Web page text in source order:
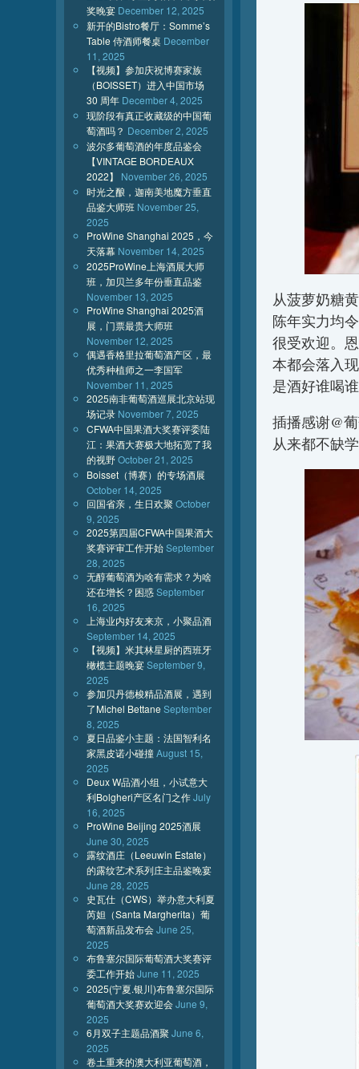
从菠萝奶糖
陈年实力均
很受欢迎。
本都会落入
是酒好谁喝
插播感谢@
从来都不缺
奖晚宴 December 12, 2025
新开的Bistro餐厅：Somme’s
Table 侍酒师餐桌 December
11, 2025
【视频】参加庆祝博赛家族
（BOISSET）进入中国市场
30 周年 December 4, 2025
现阶段有真正收藏级的中国葡
萄酒吗？ December 2, 2025
波尔多葡萄酒的年度品鉴会
【VINTAGE BORDEAUX
2022】
November 26, 2025
时光之酿，迦南美地魔方垂直
品鉴大师班 November 25,
2025
ProWine Shanghai 2025，今
天落幕 November 14, 2025
2025ProWine上海酒展大师
班，加贝兰多年份垂直品鉴
November 13, 2025
ProWine Shanghai 2025酒
展，门票最贵大师班
November 12, 2025
偶遇香格里拉葡萄酒产区，最
优秀种植师之一李国军
November 11, 2025
2025南非葡萄酒巡展北京站现
场记录 November 7, 2025
CFWA中国果酒大奖赛评委陆
江：果酒大赛极大地拓宽了我
的视野October 21, 2025
Boisset（博赛）的专场酒展
October 14, 2025
回国省亲，生日欢聚 October
9, 2025
2025第四届CFWA中国果酒大
奖赛评审工作开始September
28, 2025
无醇葡萄酒为啥有需求？为啥
还在增长？困惑September
16, 2025
上海业内好友来京，小聚品酒
September 14, 2025
【视频】米其林星厨的西班牙
橄榄主题晚宴September 9,
2025
参加贝丹德梭精品酒展，遇到
了Michel Bettane September
8, 2025
夏日品鉴小主题：法国智利名
家黑皮诺小碰撞August 15,
2025
Deux W品酒小组，小试意大
利Bolgheri产区名门之作July
16, 2025
ProWine Beijing 2025酒展
June 30, 2025
露纹酒庄（Leeuwin Estate）
的露纹艺术系列庄主品鉴晚宴
June 28, 2025
史瓦仕（CWS）举办意大利夏
芮妲（Santa Margherita）葡
萄酒新品发布会June 25,
2025
布鲁塞尔国际葡萄酒大奖赛评
委工作开始June 11, 2025
2025(宁夏.银川)布鲁塞尔国际
葡萄酒大奖赛欢迎会June 9,
2025
6月双子主题品酒聚 June 6,
2025
卷土重来的澳大利亚葡萄酒，